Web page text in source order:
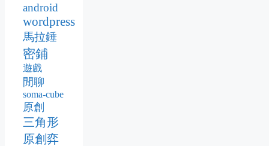
android
wordpress
馬拉錘
密鋪
遊戲
閒聊
soma-cube
原創
三角形
原創弈